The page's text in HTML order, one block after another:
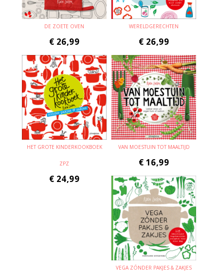
DE ZOETE OVEN
€ 26,99
WERELDGERECHTEN
€ 26,99
HET GROTE KINDERKOOKBOEK
ZPZ
€ 24,99
VAN MOESTUIN TOT MAALTIJD
€ 16,99
VEGA ZÓNDER PAKJES & ZAKJES